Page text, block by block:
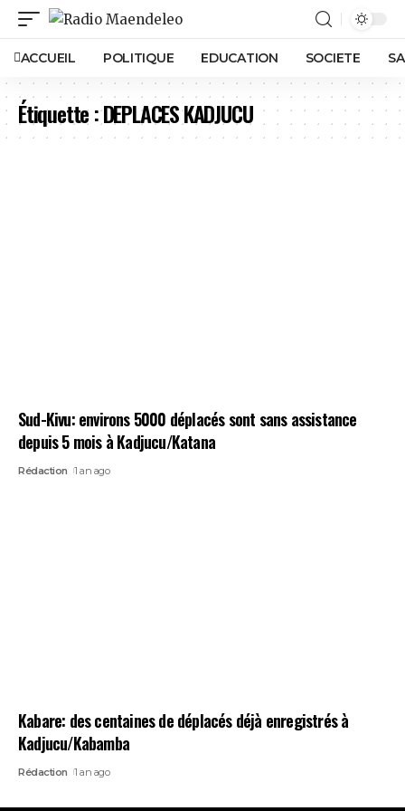
ACCUEIL POLITIQUE EDUCATION SOCIETE
Étiquette :DEPLACES KADJUCU
Sud-Kivu: environs 5000 déplacés sont sans assistance
depuis 5 mois à Kadjucu/Katana
Rédaction 1 an ago
Kabare: des centaines de déplacés déjà enregistrés à
Kadjucu/Kabamba
Rédaction 1 an ago